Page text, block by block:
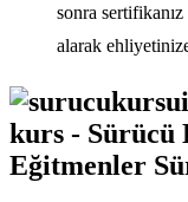
sonra
alarak